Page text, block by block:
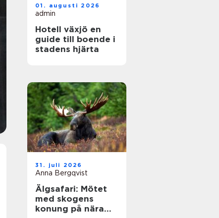
01. augusti 2026
admin
Hotell växjö en
guide till boende i
stadens hjärta
31. juli 2026
Anna Bergqvist
Älgsafari: Mötet
med skogens
konung på nära